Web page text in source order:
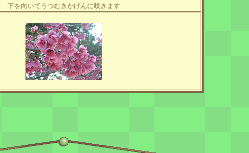
下を向いてうつむきかげんに咲きます